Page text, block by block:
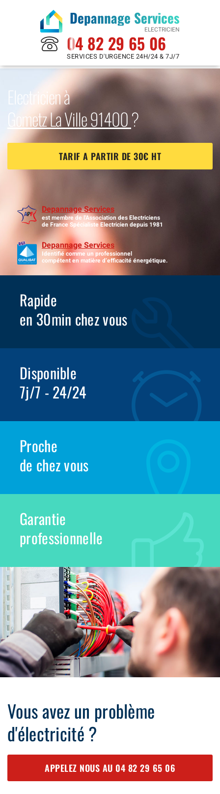
Depannage Services
ELECTRICIEN
04 82 29 65 06
SERVICES D'URGENCE 24H/24 & 7J/7
Electricien à
Gometz La Ville 91400?
TARIF A PARTIR DE 30€ HT
Depannage Services
est membre de l'Association des Electriciens
de France Spécialiste Electricien depuis 1981
Depannage Services
Identifié comme un professionnel
compétent en matière d’efficacité énergétique.
Rapide
en 30min chez vous
Disponible
7j/7 - 24/24
Proche
de chez vous
Garantie
professionnelle
Vous avez un problème
d'électricité ?
APPELEZ NOUS AU 04 82 29 65 06